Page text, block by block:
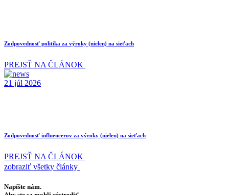
Zodpovednosť politika za výroky (nielen) na sieťach
PREJSŤ NA ČLÁNOK
21 júl 2026
Zodpovednosť influencerov za výroky (nielen) na sieťach
PREJSŤ NA ČLÁNOK
zobraziť všetky články
Napíšte nám.